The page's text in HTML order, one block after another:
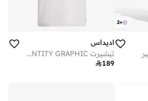
+
2
اديداس
تيشيرت CLIMACOOL TRAINING IDENTITY GRAPHIC
189